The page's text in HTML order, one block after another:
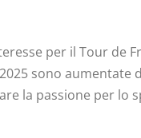
per il Tour de
sono aumentate
la passione per lo